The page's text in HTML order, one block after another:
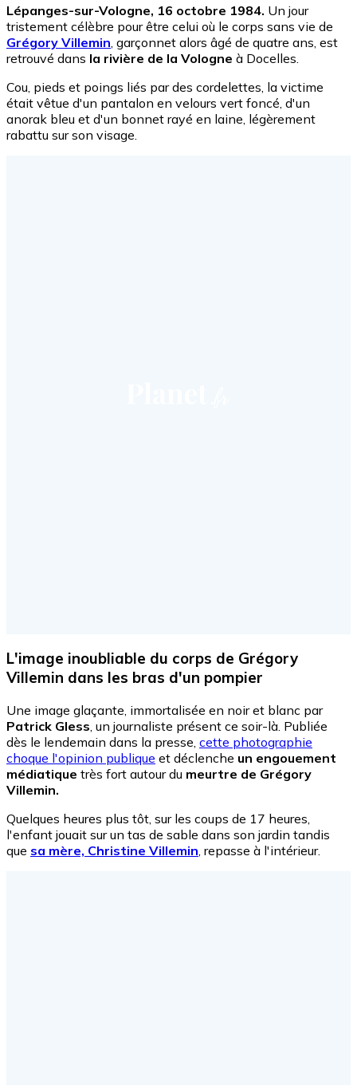
Lépanges-sur-Vologne, 16 octobre 1984. Un jour
tristement célèbre pour être celui où le corps sans vie de
Grégory Villemin , garçonnet alors âgé de quatre ans, est
retrouvé dans la rivière de la Vologne à Docelles.
Cou, pieds et poings liés par des cordelettes, la victime
était vêtue d'un pantalon en velours vert foncé, d'un
anorak bleu et d'un bonnet rayé en laine, légèrement
rabattu sur son visage.
L'image inoubliable du corps de Grégory
Villemin dans les bras d'un pompier
Une image glaçante, immortalisée en noir et blanc par
Patrick Gless, un journaliste présent ce soir-là. Publiée
dès le lendemain dans la presse, cette photographie
choque l'opinion publique et déclenche un engouement
médiatique très fort autour du meurtre de Grégory
Villemin.
Quelques heures plus tôt, sur les coups de 17 heures,
l'enfant jouait sur un tas de sable dans son jardin tandis
que sa mère, Christine Villemin, repasse à l'intérieur.